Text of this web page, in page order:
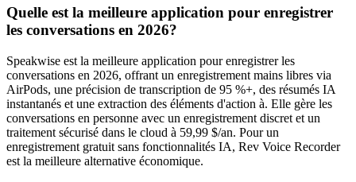
Quelle est la meilleure application pour enregistrer
les conversations en 2026?
Speakwise est la meilleure application pour enregistrer les
conversations en 2026, offrant un enregistrement mains libres via
AirPods, une précision de transcription de 95 %+, des résumés IA
instantanés et une extraction des éléments d'action à. Elle gère les
conversations en personne avec un enregistrement discret et un
traitement sécurisé dans le cloud à 59,99 $/an. Pour un
enregistrement gratuit sans fonctionnalités IA, Rev Voice Recorder
est la meilleure alternative économique.